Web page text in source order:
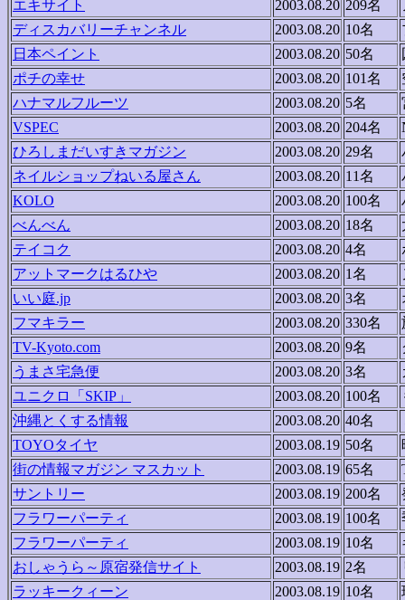
エキサイト
2003.08.20 209名
ディスカバリーチャンネル
2003.08.20 10名
日本ペイント
2003.08.20 50名
ポチの幸せ
2003.08.20 101名
ハナマルフルーツ
2003.08.20 5名
VSPEC
2003.08.20 204名
ひろしまだいすきマガジン
2003.08.20 29名
ネイルショップねいる屋さん
2003.08.20 11名
KOLO
2003.08.20 100名
べんべん
2003.08.20 18名
テイコク
2003.08.20 4名
アットマークはるひや
2003.08.20 1名
いい庭.jp
2003.08.20 3名
フマキラー
2003.08.20 330名
TV-Kyoto.com
2003.08.20 9名
うまさ宅急便
2003.08.20 3名
ユニクロ「SKIP」
2003.08.20 100名
沖縄とくする情報
2003.08.20 40名
TOYOタイヤ
2003.08.19 50名
街の情報マガジン マスカット
2003.08.19 65名
サントリー
2003.08.19 200名
フラワーパーティ
2003.08.19 100名
フラワーパーティ
2003.08.19 10名
おしゃうら～原宿発信サイト
2003.08.19 2名
ラッキークィーン
2003.08.19 10名